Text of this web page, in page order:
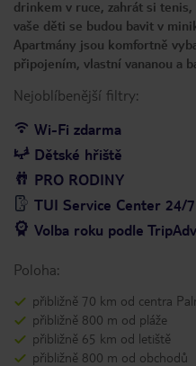
drinkem v ruce, zahrát si
vaše děti se budou bavit v
Apartmány jsou komfortně
připojením, vlastní vananou a
Nejoblíbenější filtry:
Wi-Fi zdarma
Dětské hřiště
PRO RODINY
TUI Service Center 24/
Volba roku podle
Poloha:
přibližně 70 km od centra
přibližně 800 m od pláže
přibližně 65 km od letiště
přibližně 800 m od obchodů